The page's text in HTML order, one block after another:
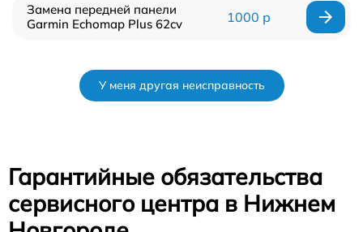
Замена передней панели
Garmin Echomap Plus 62cv
1000 р
У меня другая неисправность
Гарантийные обязательства
сервисного центра в Нижнем